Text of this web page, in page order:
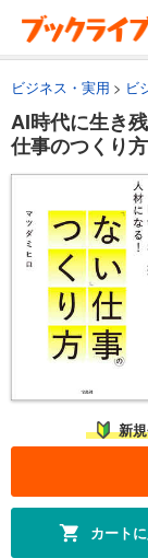
ビジネス・実用 ビ
AI時代に生き
仕事のつくり方
新
カート